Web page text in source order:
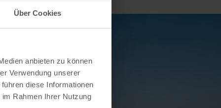
Über Cookies
anbieten zu können
Verwendung unserer
diese Informationen
Rahmen Ihrer Nutzung